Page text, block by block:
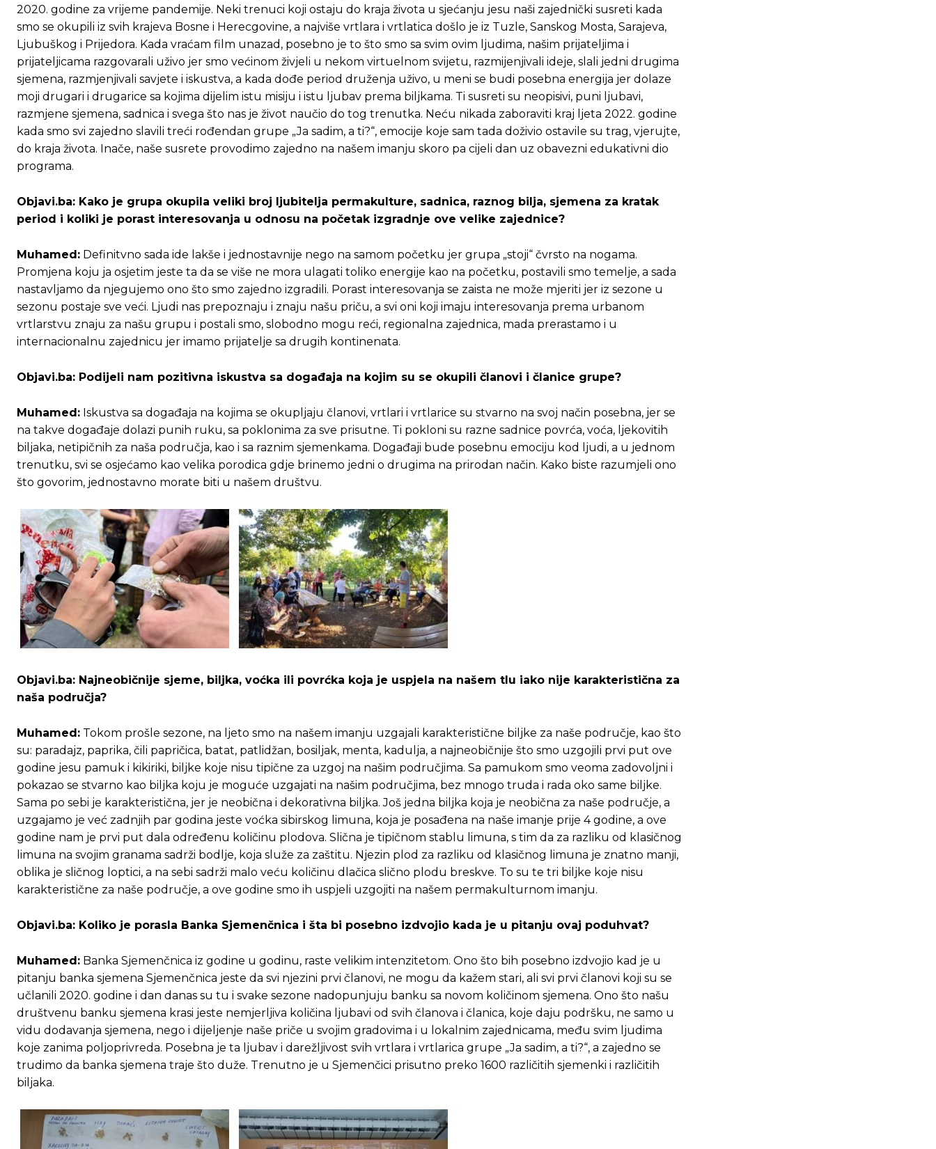
Pusti priču da živi!
Pusti priču da živi!
2020. godine za vrijeme pandemije. Neki trenuci koji ostaju do kraja života u sjećanju jesu naši zajednički susreti kada
smo se okupili iz svih krajeva Bosne i Herecgovine, a najviše vrtlara i vrtlatica došlo je iz Tuzle, Sanskog Mosta, Sarajeva,
Ljubuškog i Prijedora. Kada vraćam film unazad, posebno je to što smo sa svim ovim ljudima, našim prijateljima i
prijateljicama razgovarali uživo jer smo većinom živjeli u nekom virtuelnom svijetu, razmijenjivali ideje, slali jedni drugima
sjemena, razmjenjivali savjete i iskustva, a kada dođe period druženja uživo, u meni se budi posebna energija jer dolaze
moji drugari i drugarice sa kojima dijelim istu misiju i istu ljubav prema biljkama. Ti susreti su neopisivi, puni ljubavi,
razmjene sjemena, sadnica i svega što nas je život naučio do tog trenutka. Neću nikada zaboraviti kraj ljeta 2022. godine
kada smo svi zajedno slavili treći rođendan grupe „Ja sadim, a ti?“, emocije koje sam tada doživio ostavile su trag, vjerujte,
do kraja života. Inače, naše susrete provodimo zajedno na našem imanju skoro pa cijeli dan uz obavezni edukativni dio
programa.
Objavi.ba: Kako je grupa okupila veliki broj ljubitelja permakulture, sadnica, raznog bilja, sjemena za kratak
period i koliki je porast interesovanja u odnosu na početak izgradnje ove velike zajednice?
Muhamed: Definitvno sada ide lakše i jednostavnije nego na samom početku jer grupa „stoji“ čvrsto na nogama.
Promjena koju ja osjetim jeste ta da se više ne mora ulagati toliko energije kao na početku, postavili smo temelje, a sada
nastavljamo da njegujemo ono što smo zajedno izgradili. Porast interesovanja se zaista ne može mjeriti jer iz sezone u
sezonu postaje sve veći. Ljudi nas prepoznaju i znaju našu priču, a svi oni koji imaju interesovanja prema urbanom
vrtlarstvu znaju za našu grupu i postali smo, slobodno mogu reći, regionalna zajednica, mada prerastamo i u
internacionalnu zajednicu jer imamo prijatelje sa drugih kontinenata.
Objavi.ba: Podijeli nam pozitivna iskustva sa događaja na kojim su se okupili članovi i članice grupe?
Muhamed: Iskustva sa događaja na kojima se okupljaju članovi, vrtlari i vrtlarice su stvarno na svoj način posebna, jer se
na takve događaje dolazi punih ruku, sa poklonima za sve prisutne. Ti pokloni su razne sadnice povrća, voća, ljekovitih
biljaka, netipičnih za naša područja, kao i sa raznim sjemenkama. Događaji bude posebnu emociju kod ljudi, a u jednom
trenutku, svi se osjećamo kao velika porodica gdje brinemo jedni o drugima na prirodan način. Kako biste razumjeli ono
što govorim, jednostavno morate biti u našem društvu.
Objavi.ba: Najneobičnije sjeme, biljka, voćka ili povrćka koja je uspjela na našem tlu iako nije karakteristična za
naša područja?
Muhamed: Tokom prošle sezone, na ljeto smo na našem imanju uzgajali karakteristične biljke za naše područje, kao što
su: paradajz, paprika, čili papričica, batat, patlidžan, bosiljak, menta, kadulja, a najneobičnije što smo uzgojili prvi put ove
godine jesu pamuk i kikiriki, biljke koje nisu tipične za uzgoj na našim područjima. Sa pamukom smo veoma zadovoljni i
pokazao se stvarno kao biljka koju je moguće uzgajati na našim područjima, bez mnogo truda i rada oko same biljke.
Sama po sebi je karakteristična, jer je neobična i dekorativna biljka. Još jedna biljka koja je neobična za naše područje, a
uzgajamo je već zadnjih par godina jeste voćka sibirskog limuna, koja je posađena na naše imanje prije 4 godine, a ove
godine nam je prvi put dala određenu količinu plodova. Slična je tipičnom stablu limuna, s tim da za razliku od klasičnog
limuna na svojim granama sadrži bodlje, koja služe za zaštitu. Njezin plod za razliku od klasičnog limuna je znatno manji,
oblika je sličnog loptici, a na sebi sadrži malo veću količinu dlačica slično plodu breskve. To su te tri biljke koje nisu
karakteristične za naše područje, a ove godine smo ih uspjeli uzgojiti na našem permakulturnom imanju.
Objavi.ba: Koliko je porasla Banka Sjemenčnica i šta bi posebno izdvojio kada je u pitanju ovaj poduhvat?
Muhamed: Banka Sjemenčnica iz godine u godinu, raste velikim intenzitetom. Ono što bih posebno izdvojio kad je u
pitanju banka sjemena Sjemenčnica jeste da svi njezini prvi članovi, ne mogu da kažem stari, ali svi prvi članovi koji su se
učlanili 2020. godine i dan danas su tu i svake sezone nadopunjuju banku sa novom količinom sjemena. Ono što našu
društvenu banku sjemena krasi jeste nemjerljiva količina ljubavi od svih članova i članica, koje daju podršku, ne samo u
vidu dodavanja sjemena, nego i dijeljenje naše priče u svojim gradovima i u lokalnim zajednicama, među svim ljudima
koje zanima poljoprivreda. Posebna je ta ljubav i darežljivost svih vrtlara i vrtlarica grupe „Ja sadim, a ti?“, a zajedno se
trudimo da banka sjemena traje što duže. Trenutno je u Sjemenčici prisutno preko 1600 različitih sjemenki i različitih
biljaka.